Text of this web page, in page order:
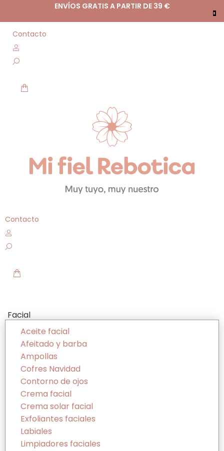
ENVÍOS GRATIS A PARTIR DE 39 €
Contacto
Contacto
Facial
Aceite facial
Afeitado y barba
Ampollas
Cofres Navidad
Contorno de ojos
Crema facial
Crema solar facial
Exfoliantes faciales
Labiales
Limpiadores faciales